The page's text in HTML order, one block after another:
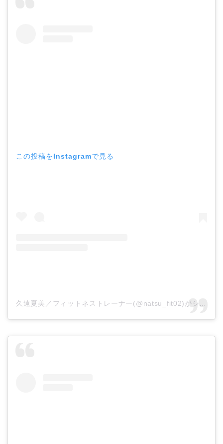
この投稿をInstagramで見る
久遠夏美／フィットネストレーナー(@natsu_fit02)がシェアした投稿